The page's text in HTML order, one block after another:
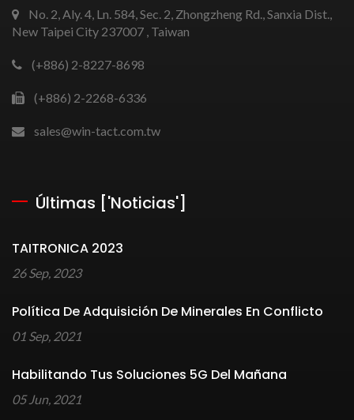
No. 2, Aly. 4, Ln. 584, Sec. 2, Zhongzheng Rd., Sanxia Dist.,
New Taipei City 237007 , Taiwan
(+886) 2-8227-8698
(+886) 2-2268-6336
sales@win-tact.com.tw
Últimas ['Noticias']
TAITRONICA 2023
26 Sep, 2023
Política De Adquisición De Minerales En Conflicto
01 Sep, 2021
Habilitando Tus Soluciones 5G Del Mañana
05 Jun, 2021